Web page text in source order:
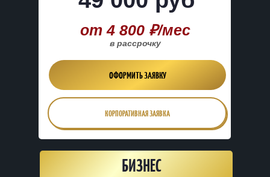
в рассрочку
от 4 800 ₽/мес
БИЗНЕС
ОФОРМИТЬ ЗАЯВКУ
КОРПОРАТИВНАЯ ЗАЯВКА